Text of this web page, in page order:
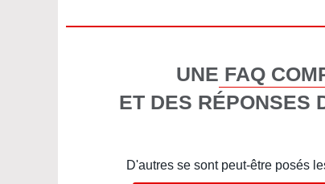
UNE FAQ
ET DES RÉPONSES
D'autres se sont peut-être posés